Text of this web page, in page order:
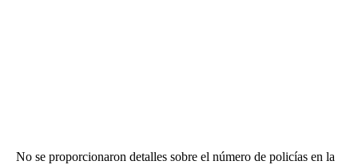
No se proporcionaron detalles sobre el número de policías en la